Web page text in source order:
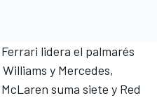
Ferrari lidera el palmarés
Williams y Mercedes,
McLaren suma siete y Red